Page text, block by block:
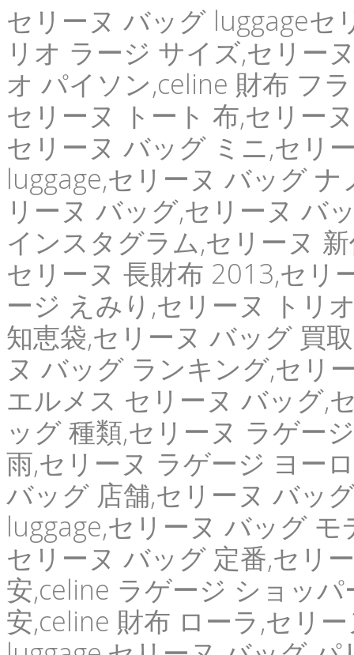
セリーヌ バッグ luggageセ
リオ ラージ サイズ,セリー
オ パイソン,celine 財布 フ
セリーヌ トート 布,セリー
セリーヌ バッグ ミニ,セリ
luggage,セリーヌ バッグ
リーヌ バッグ,セリーヌ バ
インスタグラム,セリーヌ
セリーヌ 長財布 2013,セリ
ージ えみり,セリーヌ トリ
知恵袋,セリーヌ バッグ 買
ヌ バッグ ランキング,セリ
エルメス セリーヌ バッグ,
ッグ 種類,セリーヌ ラゲー
雨,セリーヌ ラゲージ ヨー
バッグ 店舗,セリーヌ バッ
luggage,セリーヌ バッグ
セリーヌ バッグ 定番,セリ
安,celine ラゲージ ショッ
安,celine 財布 ローラ,セリ